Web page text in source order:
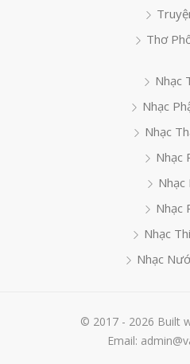
Thơ
Nhạc
Nhạc
Nhạc
Nhạc
Nhạc
Nhạc
Nhạc
Nhạc
© 2017 - 2026 Built
Email: